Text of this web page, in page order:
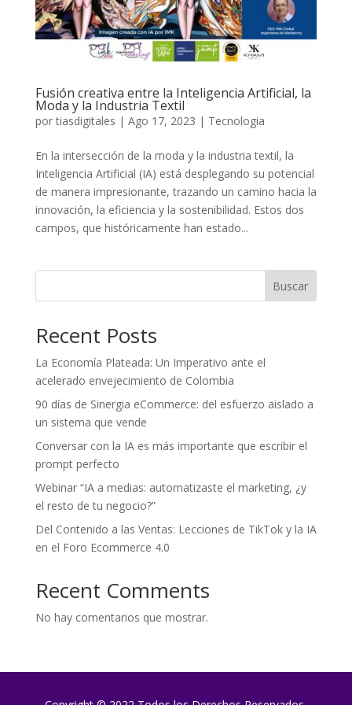
Fusión creativa entre la Inteligencia Artificial, la
Moda y la Industria Textil
portiasdigitales | Ago 17, 2023 | Tecnologia
En la intersección de la moda y la industria textil, la
Inteligencia Artificial (IA) está desplegando su potencial
de manera impresionante, trazando un camino hacia la
innovación, la eficiencia y la sostenibilidad. Estos dos
campos, que históricamente han estado...
Buscar
Recent Posts
La Economía Plateada: Un Imperativo ante el
acelerado envejecimiento de Colombia
90 días de Sinergia eCommerce: del esfuerzo aislado a
un sistema que vende
Conversar con la IA es más importante que escribir el
prompt perfecto
Webinar “IA a medias: automatizaste el marketing, ¿y
el resto de tu negocio?”
Del Contenido a las Ventas: Lecciones de TikTok y la IA
en el Foro Ecommerce 4.0
Recent Comments
No hay comentarios que mostrar.